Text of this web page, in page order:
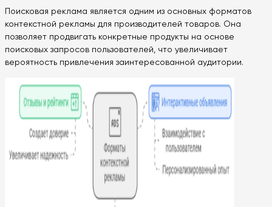
Поисковая реклама является одним из основных форматов
контекстной рекламы для производителей товаров. Она
позволяет продвигать конкретные продукты на основе
поисковых запросов пользователей, что увеличивает
вероятность привлечения заинтересованной аудитории.